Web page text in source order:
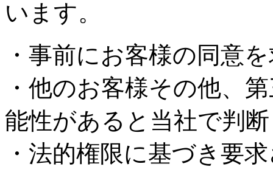
います。
・事前にお客様の同意
・他のお客様その他、
能性があると当社で判
・法的権限に基づき要